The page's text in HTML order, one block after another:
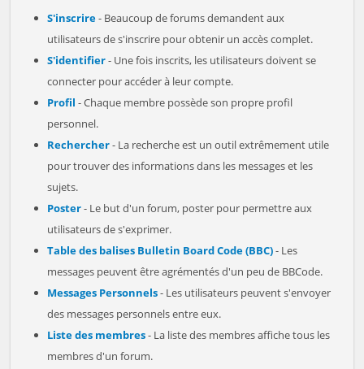
S'inscrire- Beaucoup de forums demandent aux
utilisateurs de s'inscrire pour obtenir un accès complet.
S'identifier- Une fois inscrits, les utilisateurs doivent se
connecter pour accéder à leur compte.
Profil - Chaque membre possède son propre profil
personnel.
Rechercher- La recherche est un outil extrêmement utile
pour trouver des informations dans les messages et les
sujets.
Poster- Le but d'un forum, poster pour permettre aux
utilisateurs de s'exprimer.
Table des balises Bulletin Board Code (BBC)- Les
messages peuvent être agrémentés d'un peu de BBCode.
Messages Personnels- Les utilisateurs peuvent s'envoyer
des messages personnels entre eux.
Liste des membres- La liste des membres affiche tous les
membres d'un forum.